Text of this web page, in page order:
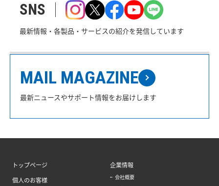
SNS
最新情報・各製品・サービスの紹介を発信しています
MAIL MAGAZINE
最新ニュースやサポート情報をお届けします
トップページ
個人のお客様
企業情報
会社概要